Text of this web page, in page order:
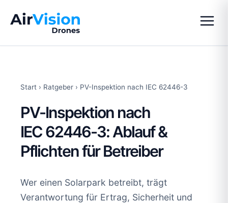
Start › Ratgeber › PV-Inspektion nach IEC 62446-3
PV-Inspektion nach
IEC 62446-3: Ablauf &
Pflichten für Betreiber
Wer einen Solarpark betreibt, trägt
Verantwortung für Ertrag, Sicherheit und